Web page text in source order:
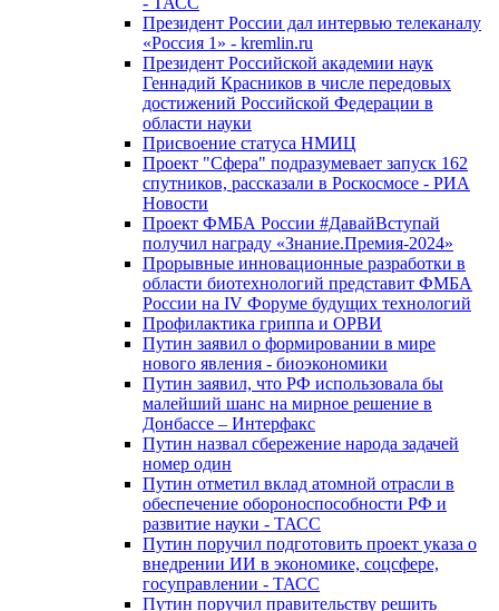
Президент России дал интервью телеканалу
«Россия 1» - kremlin.ru
Президент Российской академии наук
Геннадий Красников в числе передовых
достижений Российской Федерации в
области науки
Присвоение статуса НМИЦ
Проект "Сфера" подразумевает запуск 162
спутников, рассказали в Роскосмосе - РИА
Новости
Проект ФМБА России #ДавайВступай
получил награду «Знание.Премия-2024»
Прорывные инновационные разработки в
области биотехнологий представит ФМБА
России на IV Форуме будущих технологий
Профилактика гриппа и ОРВИ
Путин заявил о формировании в мире
нового явления - биоэкономики
Путин заявил, что РФ использовала бы
малейший шанс на мирное решение в
Донбассе – Интерфакс
Путин назвал сбережение народа задачей
номер один
Путин отметил вклад атомной отрасли в
обеспечение обороноспособности РФ и
развитие науки - ТАСС
Путин поручил подготовить проект указа о
внедрении ИИ в экономике, соцсфере,
госуправлении - ТАСС
Путин поручил правительству решить